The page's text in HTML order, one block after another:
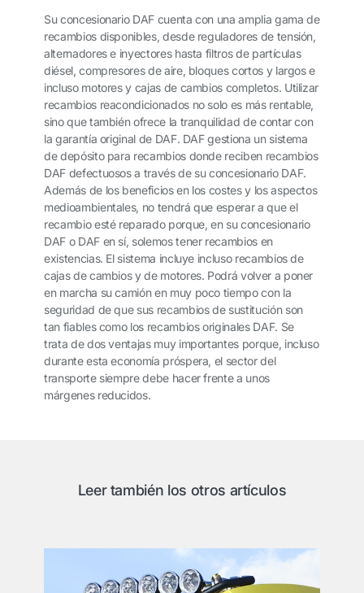
Su concesionario DAF cuenta con una amplia gama de
recambios disponibles, desde reguladores de tensión,
alternadores e inyectores hasta filtros de partículas
diésel, compresores de aire, bloques cortos y largos e
incluso motores y cajas de cambios completos. Utilizar
recambios reacondicionados no solo es más rentable,
sino que también ofrece la tranquilidad de contar con
la garantía original de DAF. DAF gestiona un sistema
de depósito para recambios donde reciben recambios
DAF defectuosos a través de su concesionario DAF.
Además de los beneficios en los costes y los aspectos
medioambientales, no tendrá que esperar a que el
recambio esté reparado porque, en su concesionario
DAF o DAF en sí, solemos tener recambios en
existencias. El sistema incluye incluso recambios de
cajas de cambios y de motores. Podrá volver a poner
en marcha su camión en muy poco tiempo con la
seguridad de que sus recambios de sustitución son
tan fiables como los recambios originales DAF. Se
trata de dos ventajas muy importantes porque, incluso
durante esta economía próspera, el sector del
transporte siempre debe hacer frente a unos
márgenes reducidos.
Leer también los otros artículos